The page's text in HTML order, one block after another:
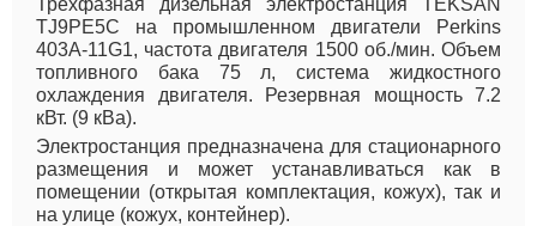
TJ9PE5C на промышленном двигатели Perkins
403A-11G1, частота двигателя 1500 об./мин. Объем
топливного бака 75 л, система жидкостного
охлаждения двигателя. Резервная мощность 7.2
кВт. (9 кВа).
Электростанция предназначена для стационарного
размещения и может устанавливаться как в
помещении (открытая комплектация, кожух), так и
на улице (кожух, контейнер).